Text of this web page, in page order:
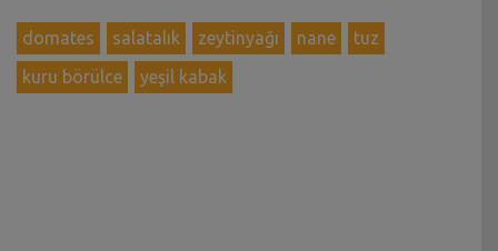
domates salatalık zeytinyağı nane
tuz
kuru börülce
yeşil kabak